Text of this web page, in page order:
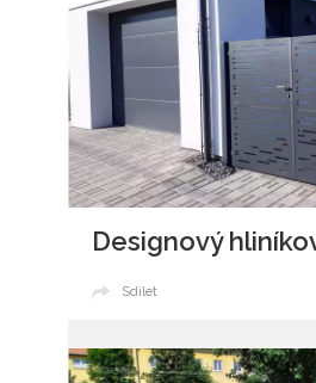
Designový
Sdílet